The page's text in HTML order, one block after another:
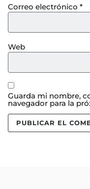
Correo electrónico *
Web
Guarda mi nombre,
navegador para la